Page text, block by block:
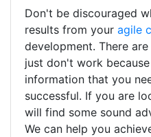
Don't be discouraged
results from your agile
development. There
just don't work
information that you
successful. If you are
will find some sound
We can help you